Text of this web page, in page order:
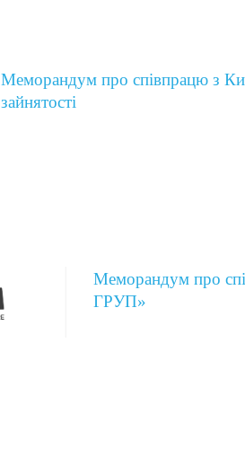
Меморандум про співпрацю з
зайнятості
Меморандум про
ГРУП»